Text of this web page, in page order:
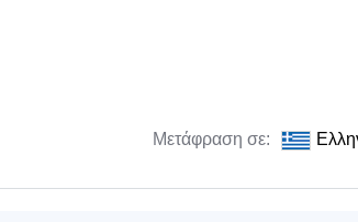
Μετάφραση σε: